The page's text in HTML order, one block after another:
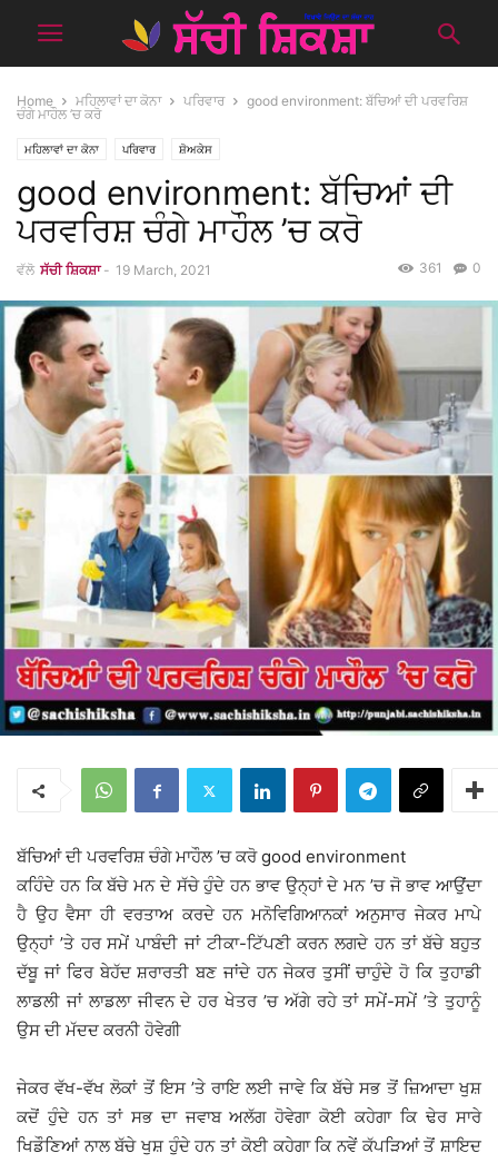
Home ਮਹਿਲਾਵਾਂ ਦਾ ਕੋਨਾ ਪਰਿਵਾਰ
good environment: ਬੱਚਿਆਂ ਦੀ ਪਰਵਰਿਸ਼
ਚੰਗੇ ਮਾਹੌਲ ’ਚ ਕਰੋ
ਮਹਿਲਾਵਾਂ ਦਾ ਕੋਨਾ ਪਰਿਵਾਰ ਸ਼ੋਅਕੇਸ
good environment: ਬੱਚਿਆਂ ਦੀ
ਪਰਵਰਿਸ਼ ਚੰਗੇ ਮਾਹੌਲ ’ਚ ਕਰੋ
ਵੱਲੋ ਸੱਚੀ ਸ਼ਿਕਸ਼ਾ - 19 March, 2021 0
361
ਬੱਚਿਆਂ ਦੀ ਪਰਵਰਿਸ਼ ਚੰਗੇ ਮਾਹੌਲ ’ਚ ਕਰੋ good environment
ਕਹਿੰਦੇ ਹਨ ਕਿ ਬੱਚੇ ਮਨ ਦੇ ਸੱਚੇ ਹੁੰਦੇ ਹਨ ਭਾਵ ਉਨ੍ਹਾਂ ਦੇ ਮਨ ’ਚ ਜੋ ਭਾਵ ਆਉਂਦਾ
ਹੈ ਉਹ ਵੈਸਾ ਹੀ ਵਰਤਾਅ ਕਰਦੇ ਹਨ ਮਨੋਵਿਗਿਆਨਕਾਂ ਅਨੁਸਾਰ ਜੇਕਰ ਮਾਪੇ
ਉਨ੍ਹਾਂ ’ਤੇ ਹਰ ਸਮੇਂ ਪਾਬੰਦੀ ਜਾਂ ਟੀਕਾ-ਟਿੱਪਣੀ ਕਰਨ ਲਗਦੇ ਹਨ ਤਾਂ ਬੱਚੇ ਬਹੁਤ
ਦੱਬੂ ਜਾਂ ਫਿਰ ਬੇਹੱਦ ਸ਼ਰਾਰਤੀ ਬਣ ਜਾਂਦੇ ਹਨ ਜੇਕਰ ਤੁਸੀਂ ਚਾਹੁੰਦੇ ਹੋ ਕਿ ਤੁਹਾਡੀ
ਲਾਡਲੀ ਜਾਂ ਲਾਡਲਾ ਜੀਵਨ ਦੇ ਹਰ ਖੇਤਰ ’ਚ ਅੱਗੇ ਰਹੇ ਤਾਂ ਸਮੇਂ-ਸਮੇਂ ’ਤੇ ਤੁਹਾਨੂੰ
ਉਸ ਦੀ ਮੱਦਦ ਕਰਨੀ ਹੋਵੇਗੀ
ਜੇਕਰ ਵੱਖ-ਵੱਖ ਲੋਕਾਂ ਤੋਂ ਇਸ ’ਤੇ ਰਾਇ ਲਈ ਜਾਵੇ ਕਿ ਬੱਚੇ ਸਭ ਤੋਂ ਜ਼ਿਆਦਾ ਖੁਸ਼
ਕਦੋਂ ਹੁੰਦੇ ਹਨ ਤਾਂ ਸਭ ਦਾ ਜਵਾਬ ਅਲੱਗ ਹੋਵੇਗਾ ਕੋਈ ਕਹੇਗਾ ਕਿ ਢੇਰ ਸਾਰੇ
ਖਿਡੌਣਿਆਂ ਨਾਲ ਬੱਚੇ ਖੁਸ਼ ਹੁੰਦੇ ਹਨ ਤਾਂ ਕੋਈ ਕਹੇਗਾ ਕਿ ਨਵੇਂ ਕੱਪੜਿਆਂ ਤੋਂ ਸ਼ਾਇਦ